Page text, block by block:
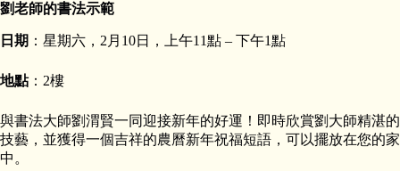
劉老師的書法示範
日期 ：星期六，2月10日，上午11點 – 下午1點
地點：2樓
與書法大師劉渭賢一同迎接新年的好運！即時欣賞劉大師精湛的
技藝，並獲得一個吉祥的農曆新年祝福短語，可以擺放在您的家
中。